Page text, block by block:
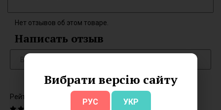
Вибрати версію сайту
РУС УКР
Нет отзывов об этом товаре.
Написать отзыв
Рейтинг